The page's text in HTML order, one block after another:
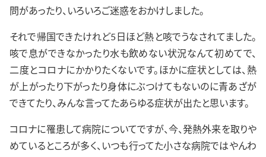
問があったり、いろいろご迷惑をおかけしました。
それで帰国できたけれど5日ほど熱と咳でうなされてました。
咳で息ができなかったり水も飲めない状況なんて初めてで、
二度とコロナにかかりたくないです。ほかに症状としては、熱
が上がったり下がったり身体にぶつけてもないのに青あざが
できてたり、みんな言ってたあらゆる症状が出たと思います。
コロナに罹患して病院についてですが、今、発熱外来を取りや
めているところが多く、いつも行ってた小さな病院ではやんわ